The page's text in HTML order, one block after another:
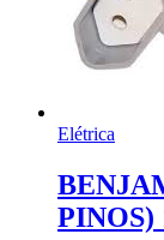
Elétrica
PINOS)